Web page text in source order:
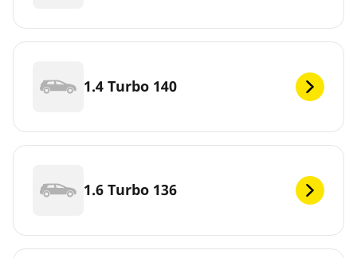
1.4 Turbo 140
1.6 Turbo 136